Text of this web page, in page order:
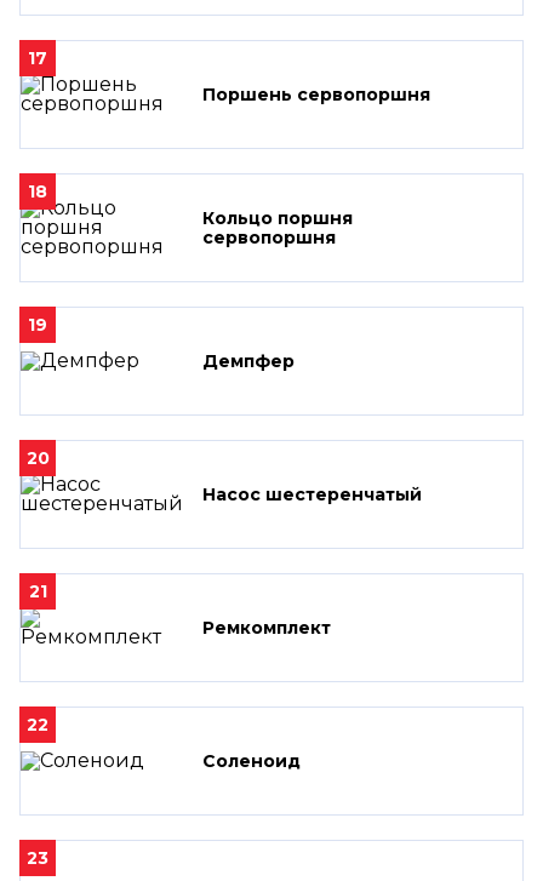
17
Поршень сервопоршня
18
Кольцо поршня
сервопоршня
19
Демпфер
20
Насос шестеренчатый
21
Ремкомплект
22
Соленоид
23